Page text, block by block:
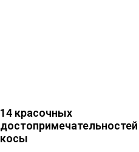
14 красочных
косы